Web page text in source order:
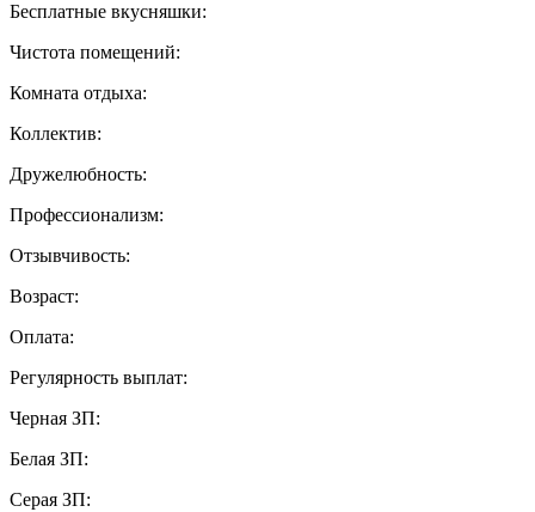
Бесплатные вкусняшки:
Чистота помещений:
Комната отдыха:
Коллектив:
Дружелюбность:
Профессионализм:
Отзывчивость:
Возраст:
Оплата:
Регулярность выплат:
Черная ЗП:
Белая ЗП:
Серая ЗП: